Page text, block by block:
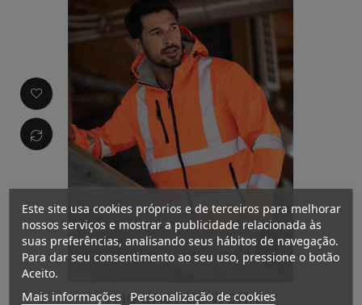
THC ZAGREB WORK
Este site usa cookies próprios e de terceiros para melhorar
nossos serviços e mostrar a publicidade relacionada às
suas preferências, analisando seus hábitos de navegação.
Para dar seu consentimento ao seu uso, pressione o botão
Aceito.
Mais informações Personalização de cookies